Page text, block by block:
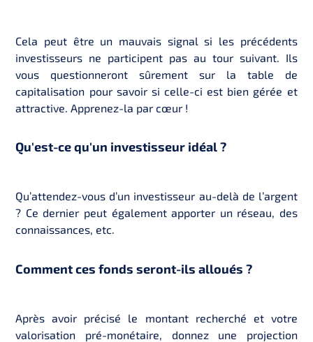
Cela peut être un mauvais signal si les précédents
investisseurs ne participent pas au tour suivant. Ils
vous questionneront sûrement sur la table de
capitalisation pour savoir si celle-ci est bien gérée et
attractive. Apprenez-la par cœur !
Qu'est-ce qu'un investisseur idéal ?
Qu’attendez-vous d’un investisseur au-delà de l’argent
? Ce dernier peut également apporter un réseau, des
connaissances, etc.
Comment ces fonds seront-ils alloués ?
Après avoir précisé le montant recherché et votre
valorisation pré-monétaire, donnez une projection